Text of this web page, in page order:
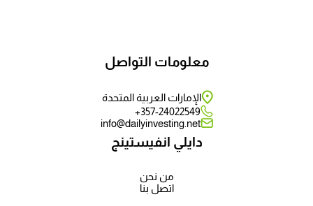
دايلي انفيستينج
من نحن
اتصل بنا
معلومات التواصل
الإمارات العربية المتحدة
357-24022549+
info@dailyinvesting.net